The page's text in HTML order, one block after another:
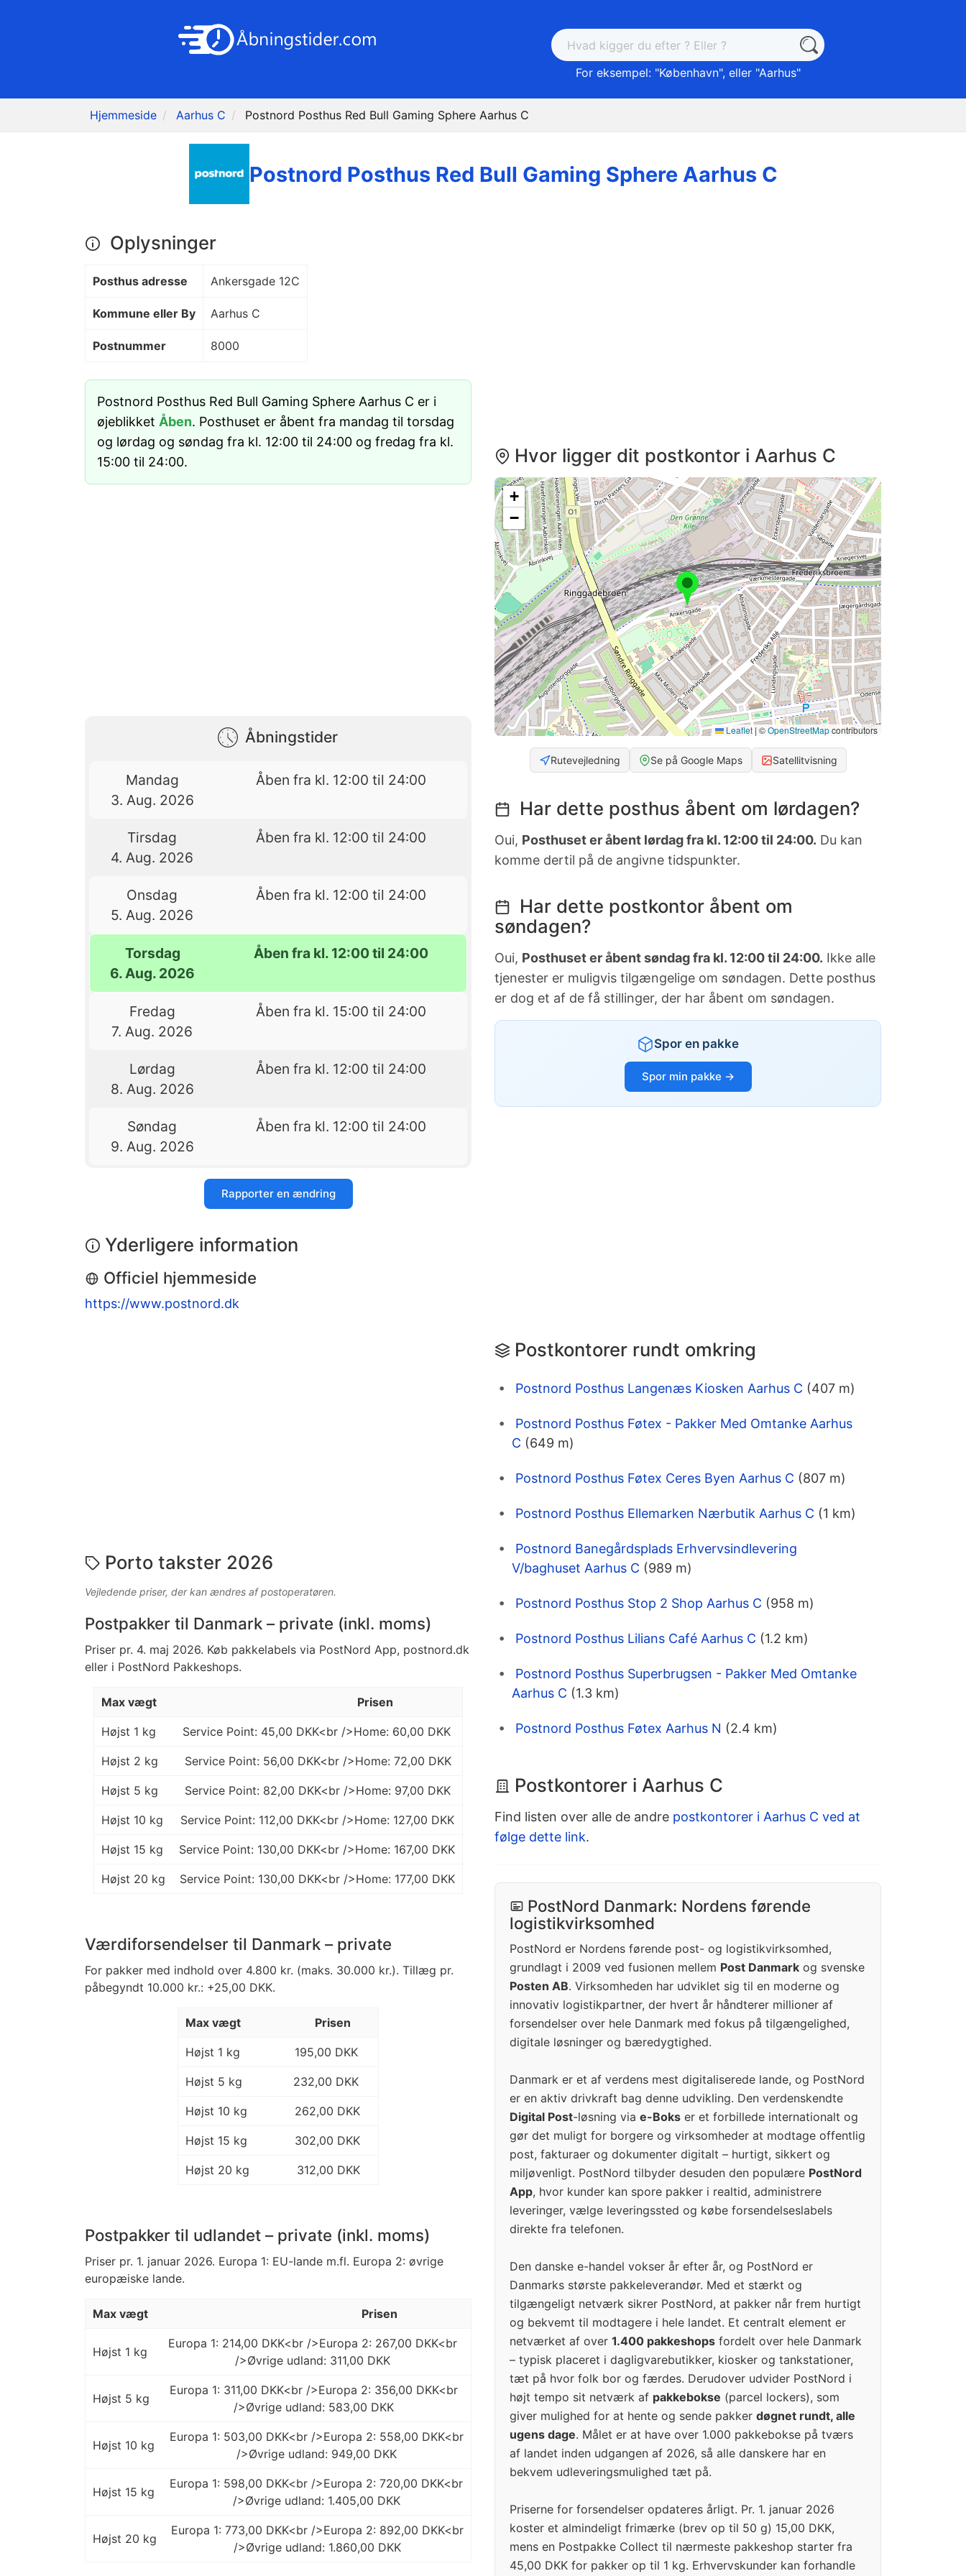
For eksempel: "København", eller "Aarhus"
Hjemmeside Aarhus C Postnord Posthus Red Bull Gaming Sphere Aarhus C
Postnord Posthus Red Bull Gaming Sphere Aarhus C
Oplysninger
Posthus adresse Ankersgade 12C
Kommune eller By Aarhus C
Postnummer 8000
Postnord Posthus Red Bull Gaming Sphere Aarhus C er i
øjeblikket Åben. Posthuset er åbent fra mandag til torsdag
og lørdag og søndag fra kl. 12:00 til 24:00 og fredag fra kl.
15:00 til 24:00.
Åbningstider
Mandag
3. Aug. 2026
Åben fra kl. 12:00 til 24:00
Tirsdag
4. Aug. 2026
Åben fra kl. 12:00 til 24:00
Onsdag
5. Aug. 2026
Åben fra kl. 12:00 til 24:00
Torsdag
6. Aug. 2026
Åben fra kl. 12:00 til 24:00
Fredag
7. Aug. 2026
Åben fra kl. 15:00 til 24:00
Lørdag
8. Aug. 2026
Åben fra kl. 12:00 til 24:00
Søndag
9. Aug. 2026
Åben fra kl. 12:00 til 24:00
Rapporter en ændring
Yderligere information
Officiel hjemmeside
https://www.postnord.dk
Porto takster 2026
Vejledende priser, der kan ændres af postoperatøren.
Postpakker til Danmark – private (inkl. moms)
Priser pr. 4. maj 2026. Køb pakkelabels via PostNord App, postnord.dk
eller i PostNord Pakkeshops.
Max vægt Prisen
Højst 1 kg Service Point: 45,00 DKK<br />Home: 60,00 DKK
Højst 2 kg Service Point: 56,00 DKK<br />Home: 72,00 DKK
Højst 5 kg Service Point: 82,00 DKK<br />Home: 97,00 DKK
Højst 10 kg Service Point: 112,00 DKK<br />Home: 127,00 DKK
Højst 15 kg Service Point: 130,00 DKK<br />Home: 167,00 DKK
Højst 20 kg Service Point: 130,00 DKK<br />Home: 177,00 DKK
Værdiforsendelser til Danmark – private
For pakker med indhold over 4.800 kr. (maks. 30.000 kr.). Tillæg pr.
påbegyndt 10.000 kr.: +25,00 DKK.
Max vægt Prisen
Højst 1 kg 195,00 DKK
Højst 5 kg 232,00 DKK
Højst 10 kg 262,00 DKK
Højst 15 kg 302,00 DKK
Højst 20 kg 312,00 DKK
Postpakker til udlandet – private (inkl. moms)
Priser pr. 1. januar 2026. Europa 1: EU-lande m.fl. Europa 2: øvrige
europæiske lande.
Max vægt Prisen
Højst 1 kg
Europa 1: 214,00 DKK<br />Europa 2: 267,00 DKK<br
/>Øvrige udland: 311,00 DKK
Højst 5 kg
Europa 1: 311,00 DKK<br />Europa 2: 356,00 DKK<br
/>Øvrige udland: 583,00 DKK
Højst 10 kg
Europa 1: 503,00 DKK<br />Europa 2: 558,00 DKK<br
/>Øvrige udland: 949,00 DKK
Højst 15 kg
Europa 1: 598,00 DKK<br />Europa 2: 720,00 DKK<br
/>Øvrige udland: 1.405,00 DKK
Højst 20 kg
Europa 1: 773,00 DKK<br />Europa 2: 892,00 DKK<br
/>Øvrige udland: 1.860,00 DKK
Hvor ligger dit postkontor i Aarhus C
+
−
Leaflet | ©OpenStreetMapcontributors
Rutevejledning Se på Google Maps Satellitvisning
Har dette posthus åbent om lørdagen?
Oui, Posthuset er åbent lørdag fra kl. 12:00 til 24:00. Du kan
komme dertil på de angivne tidspunkter.
Har dette postkontor åbent om
søndagen?
Oui, Posthuset er åbent søndag fra kl. 12:00 til 24:00. Ikke alle
tjenester er muligvis tilgængelige om søndagen. Dette posthus
er dog et af de få stillinger, der har åbent om søndagen.
Spor en pakke
Spor min pakke →
Postkontorer rundt omkring
Postnord Posthus Langenæs Kiosken Aarhus C (407 m)
Postnord Posthus Føtex - Pakker Med Omtanke Aarhus
C (649 m)
Postnord Posthus Føtex Ceres Byen Aarhus C (807 m)
Postnord Posthus Ellemarken Nærbutik Aarhus C (1 km)
Postnord Banegårdsplads Erhvervsindlevering
V/baghuset Aarhus C (989 m)
Postnord Posthus Stop 2 Shop Aarhus C (958 m)
Postnord Posthus Lilians Café Aarhus C (1.2 km)
Postnord Posthus Superbrugsen - Pakker Med Omtanke
Aarhus C (1.3 km)
Postnord Posthus Føtex Aarhus N (2.4 km)
Postkontorer i Aarhus C
Find listen over alle de andre postkontorer i Aarhus C ved at
følge dette link.
PostNord Danmark: Nordens førende
logistikvirksomhed
PostNord er Nordens førende post- og logistikvirksomhed,
grundlagt i 2009 ved fusionen mellem Post Danmark og svenske
Posten AB. Virksomheden har udviklet sig til en moderne og
innovativ logistikpartner, der hvert år håndterer millioner af
forsendelser over hele Danmark med fokus på tilgængelighed,
digitale løsninger og bæredygtighed.
Danmark er et af verdens mest digitaliserede lande, og PostNord
er en aktiv drivkraft bag denne udvikling. Den verdenskendte
Digital Post-løsning via e-Boks er et forbillede internationalt og
gør det muligt for borgere og virksomheder at modtage offentlig
post, fakturaer og dokumenter digitalt – hurtigt, sikkert og
miljøvenligt. PostNord tilbyder desuden den populære PostNord
App, hvor kunder kan spore pakker i realtid, administrere
leveringer, vælge leveringssted og købe forsendelseslabels
direkte fra telefonen.
Den danske e-handel vokser år efter år, og PostNord er
Danmarks største pakkeleverandør. Med et stærkt og
tilgængeligt netværk sikrer PostNord, at pakker når frem hurtigt
og bekvemt til modtagere i hele landet. Et centralt element er
netværket af over 1.400 pakkeshops fordelt over hele Danmark
– typisk placeret i dagligvarebutikker, kiosker og tankstationer,
tæt på hvor folk bor og færdes. Derudover udvider PostNord i
højt tempo sit netværk af pakkebokse (parcel lockers), som
giver mulighed for at hente og sende pakker døgnet rundt, alle
ugens dage. Målet er at have over 1.000 pakkebokse på tværs
af landet inden udgangen af 2026, så alle danskere har en
bekvem udleveringsmulighed tæt på.
Priserne for forsendelser opdateres årligt. Pr. 1. januar 2026
koster et almindeligt frimærke (brev op til 50 g) 15,00 DKK,
mens en Postpakke Collect til nærmeste pakkeshop starter fra
45,00 DKK for pakker op til 1 kg. Erhvervskunder kan forhandle